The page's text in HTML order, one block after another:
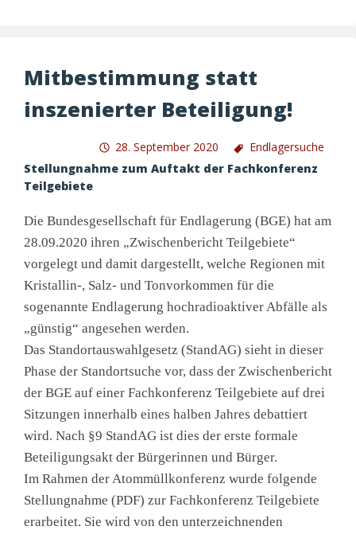
Mitbestimmung statt
inszenierter Beteiligung!
28. September 2020
Endlagersuche
Stellungnahme zum Auftakt der Fachkonferenz
Teilgebiete
Die Bundesgesellschaft für Endlagerung (BGE) hat am
28.09.2020 ihren „Zwischenbericht Teilgebiete“
vorgelegt und damit dargestellt, welche Regionen mit
Kristallin-, Salz- und Tonvorkommen für die
sogenannte Endlagerung hochradioaktiver Abfälle als
„günstig“ angesehen werden.
Das Standortauswahlgesetz (StandAG) sieht in dieser
Phase der Standortsuche vor, dass der Zwischenbericht
der BGE auf einer Fachkonferenz Teilgebiete auf drei
Sitzungen innerhalb eines halben Jahres debattiert
wird. Nach §9 StandAG ist dies der erste formale
Beteiligungsakt der Bürgerinnen und Bürger.
Im Rahmen der Atommüllkonferenz wurde folgende
Stellungnahme (PDF) zur Fachkonferenz Teilgebiete
erarbeitet. Sie wird von den unterzeichnenden